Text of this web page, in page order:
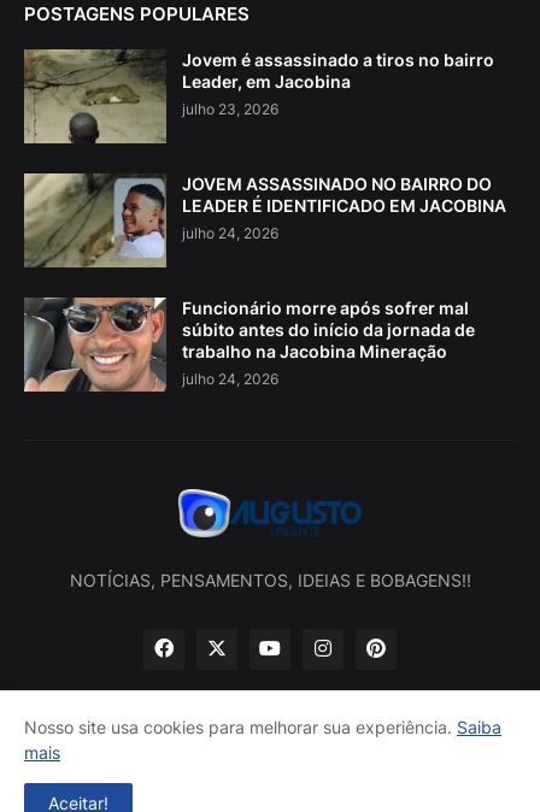
POSTAGENS POPULARES
Jovem é assassinado a tiros no bairro
Leader, em Jacobina
julho 23, 2026
JOVEM ASSASSINADO NO BAIRRO DO
LEADER É IDENTIFICADO EM JACOBINA
julho 24, 2026
Funcionário morre após sofrer mal
súbito antes do início da jornada de
trabalho na Jacobina Mineração
julho 24, 2026
NOTÍCIAS, PENSAMENTOS, IDEIAS E BOBAGENS!!
Início
Nosso site usa cookies para melhorar sua experiência. Saiba
mais
Aceitar!